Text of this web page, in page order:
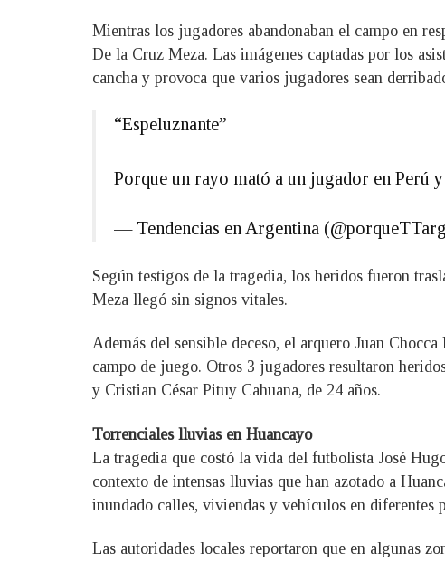
Mientras los jugadores abandonaban el campo en
De la Cruz Meza. Las imágenes captadas por los
cancha y provoca que varios jugadores sean
“Espeluznante”
Porque un rayo mató a un jugador en Perú
— Tendencias en Argentina
Según testigos de la tragedia, los heridos fueron
Meza llegó sin signos vitales.
Además del sensible deceso, el arquero Juan
campo de juego. Otros 3 jugadores resultaron
y Cristian César Pituy Cahuana, de 24 años.
Torrenciales lluvias en Huancayo
La tragedia que costó la vida del futbolista José
contexto de intensas lluvias que han azotado a
inundado calles, viviendas y vehículos en diferentes
Las autoridades locales reportaron que en algunas